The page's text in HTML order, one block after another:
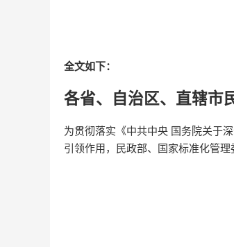
全文如下：
各省、自治区、直辖市
为贯彻落实《中共中央 国务院关于
引领作用，民政部、国家标准化管